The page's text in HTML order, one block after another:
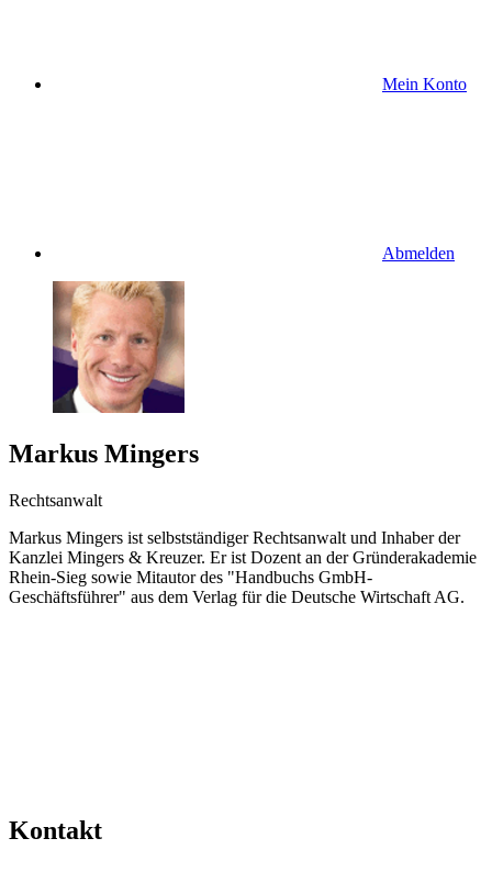
Mein Konto
Abmelden
Markus Mingers
Rechtsanwalt
Markus Mingers ist selbstständiger Rechtsanwalt und Inhaber der
Kanzlei Mingers & Kreuzer. Er ist Dozent an der Gründerakademie
Rhein-Sieg sowie Mitautor des "Handbuchs GmbH-
Geschäftsführer" aus dem Verlag für die Deutsche Wirtschaft AG.
Kontakt